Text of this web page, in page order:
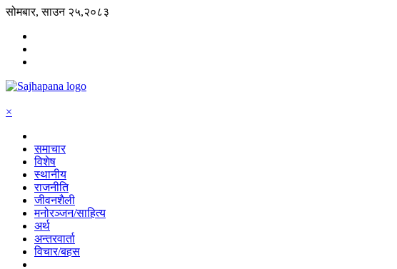
सोमबार, साउन २५,२०८३
×
समाचार
विशेष
स्थानीय
राजनीति
जीवनशैली
मनोरञ्जन/साहित्य
अर्थ
अन्तरवार्ता
विचार/बहस